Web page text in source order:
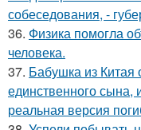
собеседования, -
36. Физика помогла
человека.
37. Бабушка из Китая
единственного сына,
реальная версия